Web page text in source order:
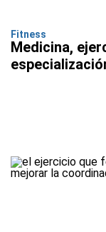
Fitness
Medicina,